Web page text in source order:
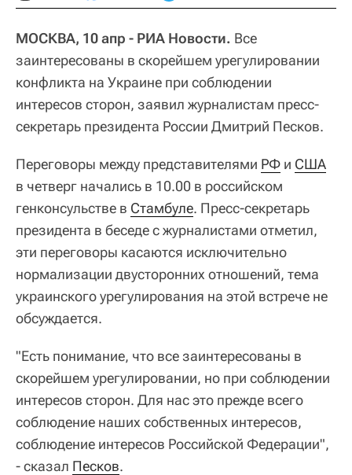
МОСКВА, 10 апр - РИА Новости. Все
заинтересованы в скорейшем урегулировании
конфликта на Украине при соблюдении
интересов сторон, заявил журналистам пресс-
секретарь президента России Дмитрий Песков.
Переговоры между представителями РФ и США
в четверг начались в 10.00 в российском
генконсульстве в Стамбуле. Пресс-секретарь
президента в беседе с журналистами отметил,
эти переговоры касаются исключительно
нормализации двусторонних отношений, тема
украинского урегулирования на этой встрече не
обсуждается.
"Есть понимание, что все заинтересованы в
скорейшем урегулировании, но при соблюдении
интересов сторон. Для нас это прежде всего
соблюдение наших собственных интересов,
соблюдение интересов Российской Федерации",
- сказал Песков.